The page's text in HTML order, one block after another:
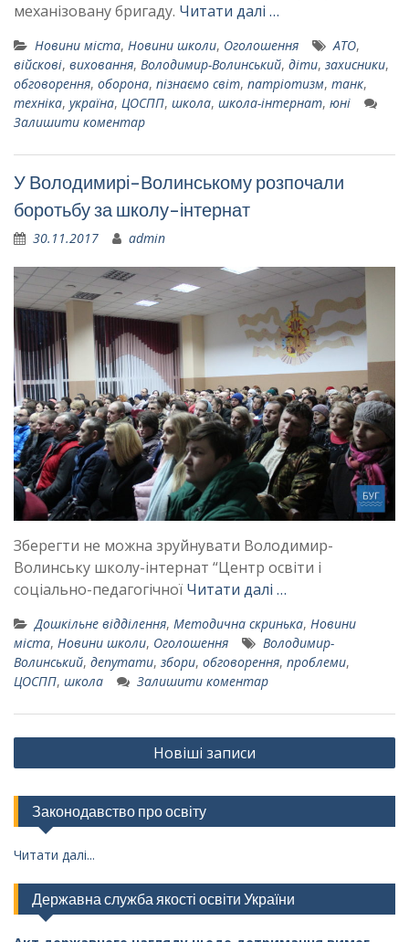
механізовану бригаду. Читати далі …
Новини міста, Новини школи, Оголошення АТО,
війскові, виховання, Володимир-Волинський, діти, захисники,
обговорення, оборона, пізнаємо світ, патріотизм, танк,
техніка, україна, ЦОСПП, школа, школа-інтернат, юні
Залишити коментар
У Володимирі-Волинському розпочали
боротьбу за школу-інтернат
30.11.2017 admin
Зберегти не можна зруйнувати Володимир-
Волинську школу-інтернат “Центр освіти і
соціально-педагогічної Читати далі …
Дошкільне відділення, Методична скринька, Новини
міста, Новини школи, Оголошення
Володимир-
Волинський, депутати, збори, обговорення, проблеми,
ЦОСПП, школа Залишити коментар
Навігація
за
записами
Новіші записи
Законодавство про освіту
Читати далі...
Державна служба якості освіти України